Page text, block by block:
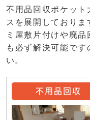
不用品回収ポケット
スを展開しており
ミ屋敷片付けや廃
も必ず解決可能で
い。
不用品回収